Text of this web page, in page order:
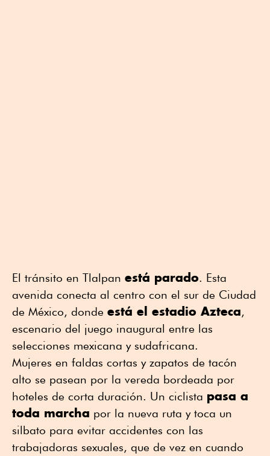
El tránsito en Tlalpan está parado. Esta
avenida conecta al centro con el sur de Ciudad
de México, donde está el estadio Azteca,
escenario del juego inaugural entre las
selecciones mexicana y sudafricana.
Mujeres en faldas cortas y zapatos de tacón
alto se pasean por la vereda bordeada por
hoteles de corta duración. Un ciclista pasa a
toda marcha por la nueva ruta y toca un
silbato para evitar accidentes con las
trabajadoras sexuales, que de vez en cuando